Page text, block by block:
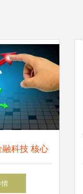
科技 核心
之路
情